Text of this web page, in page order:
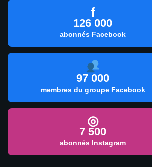
f
126 000
abonnés Facebook
97 000
membres du groupe Facebook
◎
7 500
abonnés Instagram